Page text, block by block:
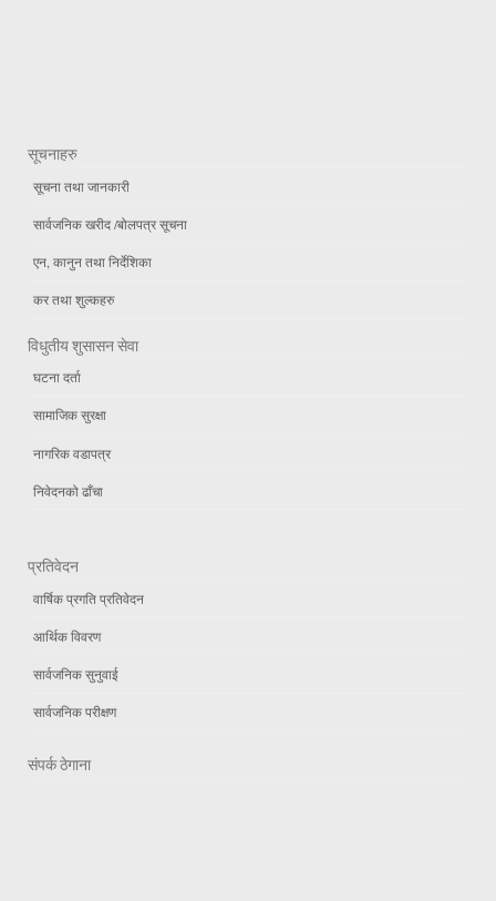
सूचनाहरु
सूचना तथा जानकारी
सार्वजनिक खरीद /बोलपत्र सूचना
एन, कानुन तथा निर्देशिका
कर तथा शुल्कहरु
विधुतीय शुसासन सेवा
घटना दर्ता
सामाजिक सुरक्षा
नागरिक वडापत्र
निवेदनको ढाँचा
प्रतिवेदन
वार्षिक प्रगति प्रतिवेदन
आर्थिक विवरण
सार्वजनिक सुनुवाई
सार्वजनिक परीक्षण
संपर्क ठेगाना